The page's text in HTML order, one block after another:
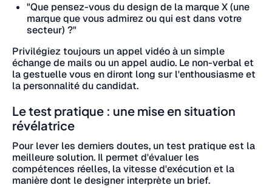
"Que pensez-vous du design de la marque X (une
marque que vous admirez ou qui est dans votre
secteur) ?"
Privilégiez toujours un appel vidéo à un simple
échange de mails ou un appel audio. Le non-verbal et
la gestuelle vous en diront long sur l'enthousiasme et
la personnalité du candidat.
Le test pratique : une mise en situation
révélatrice
Pour lever les derniers doutes, un test pratique est la
meilleure solution. Il permet d'évaluer les
compétences réelles, la vitesse d'exécution et la
manière dont le designer interprète un brief.